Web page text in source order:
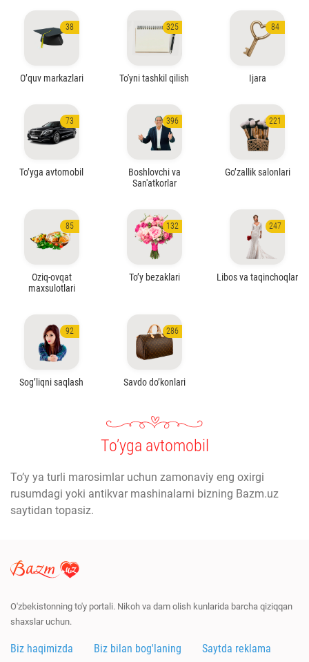
38
O’quv markazlari
325
To'yni tashkil qilish
84
Ijara
73
To’yga avtomobil
396
Boshlovchi va
San'atkorlar
221
Go’zallik salonlari
85
Oziq-ovqat
maxsulotlari
132
To’y bezaklari
247
Libos va taqinchoqlar
92
Sog’liqni saqlash
286
Savdo do’konlari
To’yga avtomobil
To’y ya turli marosimlar uchun zamonaviy eng oxirgi
rusumdagi yoki antikvar mashinalarni bizning Bazm.uz
saytidan topasiz.
O'zbekistonning to'y portali. Nikoh va dam olish kunlarida barcha qiziqqan
shaxslar uchun.
Biz haqimizda Biz bilan bog'laning Saytda reklama